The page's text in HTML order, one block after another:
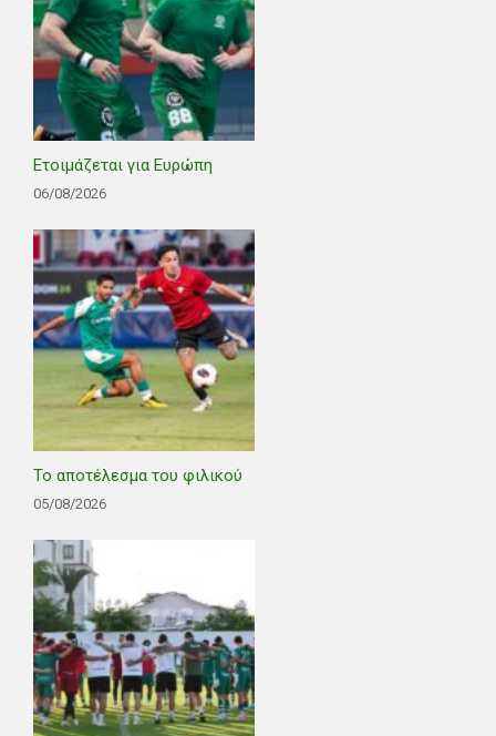
Ετοιμάζεται για Ευρώπη
06/08/2026
Το αποτέλεσμα του φιλικού
05/08/2026